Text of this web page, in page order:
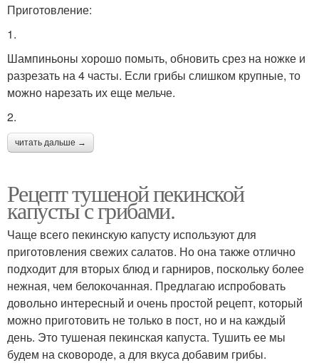
Приготовление:
1.
Шампиньоны хорошо помыть, обновить срез на ножке и
разрезать на 4 часты. Если грибы слишком крупные, то
можно нарезать их еще мельче.
2.
читать дальше →
Рецепт тушеной пекинской
капусты с грибами.
Чаще всего пекинскую капусту используют для
приготовления свежих салатов. Но она также отлично
подходит для вторых блюд и гарниров, поскольку более
нежная, чем белокочанная. Предлагаю испробовать
довольно интересный и очень простой рецепт, который
можно приготовить не только в пост, но и на каждый
день. Это тушеная пекинская капуста. Тушить ее мы
будем на сковороде, а для вкуса добавим грибы.